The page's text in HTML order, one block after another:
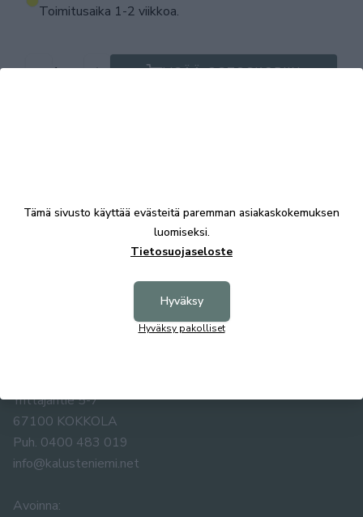
Toimitusaika 1-2 viikkoa.
LISÄÄ OSTOSKORIIN
Yrittäjäntie 5-7
67100 KOKKOLA
Puh. 0400 483 019
info@kalusteniemi.net
Avoinna:
Tämä sivusto käyttää evästeitä paremman asiakaskokemuksen
luomiseksi.
Tietosuojaseloste
Hyväksy
Hyväksy pakolliset